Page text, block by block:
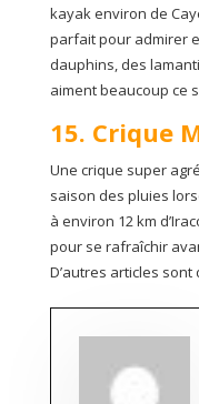
kayak environ de
parfait pour admirer
dauphins, des
aiment beaucoup ce
15. Crique
Une crique super
saison des pluies
à environ 12 km
pour se rafraîchir
D’autres articles